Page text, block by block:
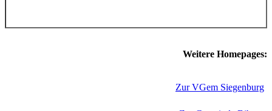
Weitere Homepages:
Zur VGem Siegenburg